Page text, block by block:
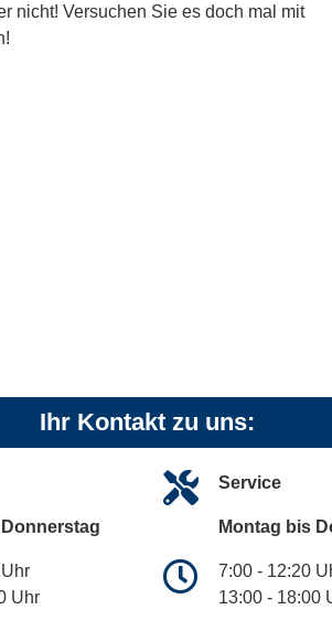
nicht! Versuchen Sie es doch mal mit
Ihr Kontakt zu uns:
Uhr
Service
Montag bis
7:00 - 12:20
13:00 - 18:00